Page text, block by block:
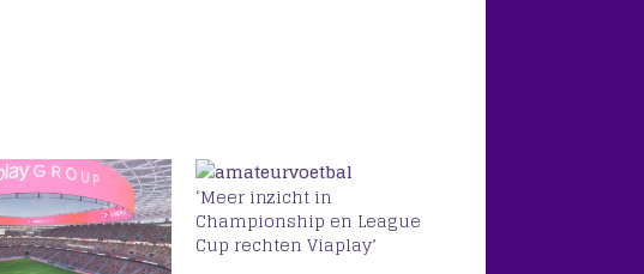
‘Meer inzicht in
Championship en League
Cup rechten Viaplay’